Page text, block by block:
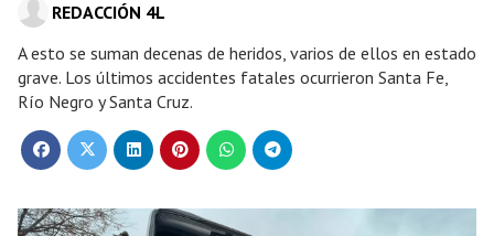
A esto se suman decenas de heridos, varios de ellos en estado
grave. Los últimos accidentes fatales ocurrieron Santa Fe,
Río Negro y Santa Cruz.
REDACCIÓN 4L